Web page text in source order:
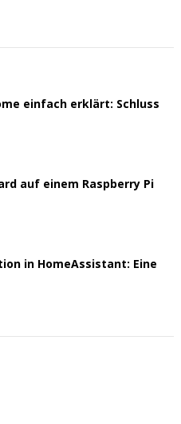
einfach erklärt: Schluss
auf einem Raspberry Pi
in HomeAssistant: Eine